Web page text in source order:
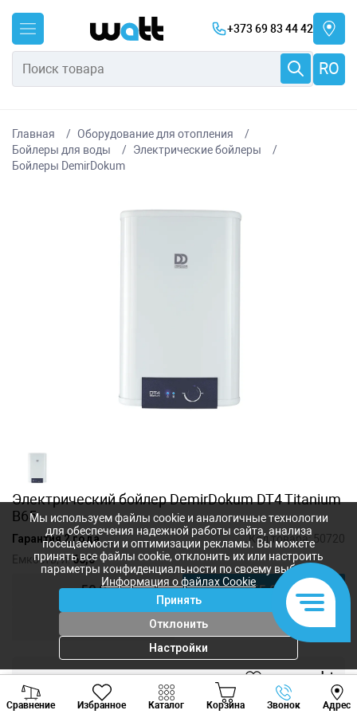
+373 69 83 44 42
RO
Главная
Оборудование для отопления
Бойлеры для воды
Электрические бойлеры
Бойлеры DemirDokum
Электрический бойлер DemirDokum DT4 Titanium
B65
Гарантия 2 года Код товара:50720
Емкость, л: 65,0
50,0 65,0
5 174лей
4 620 лей +
Сравнение Избранное Каталог Корзина Звонок Адрес
Viber Whatsapp
Мы используем файлы cookie и аналогичные технологии
для обеспечения надежной работы сайта, анализа
посещаемости и оптимизации рекламы. Вы можете
принять все файлы cookie, отклонить их или настроить
параметры конфиденциальности по своему выбору.
Информация о файлах Cookie
Принять
Отклонить
Настройки